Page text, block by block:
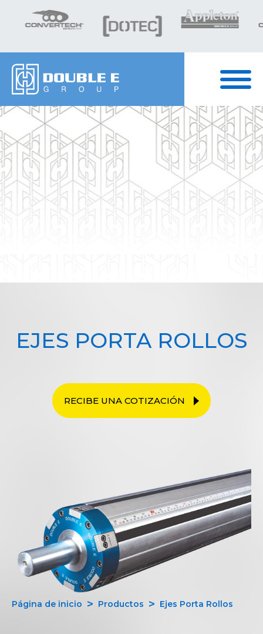
EJES PORTA ROLLOS
RECIBE UNA COTIZACIÓN
Página de inicio Productos Ejes Porta Rollos